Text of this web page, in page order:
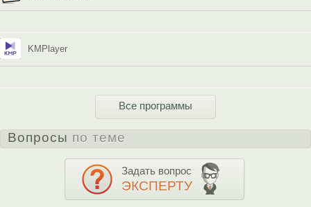
KMPlayer
Все программы
Вопросы по теме
Задать вопрос
ЭКСПЕРТУ